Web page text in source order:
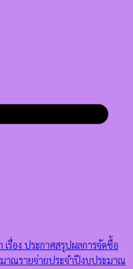
รื่อง ประกาศสรุปผลการจัดซื้อ
าณรายจ่ายประจำปีงบประมาณ